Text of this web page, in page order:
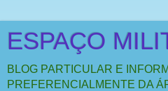
ESPAÇO
BLOG PARTICULAR E
PREFERENCIALMENTE DA